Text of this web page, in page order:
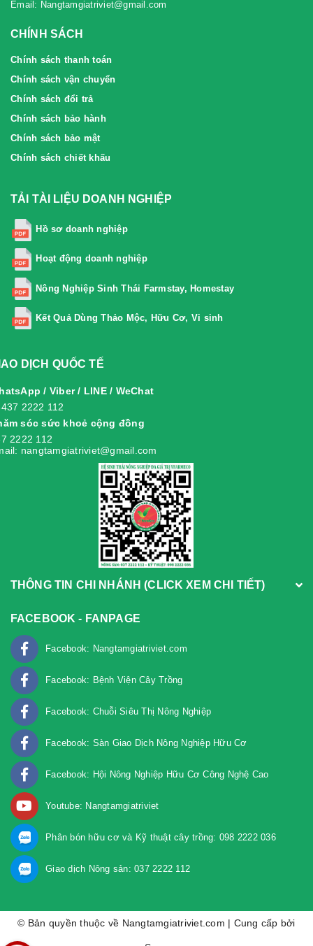
Email: Nangtamgiatriviet@gmail.com
CHÍNH SÁCH
Chính sách thanh toán
Chính sách vận chuyển
Chính sách đổi trả
Chính sách bảo hành
Chính sách bảo mật
Chính sách chiết khấu
TẢI TÀI LIỆU DOANH NGHIỆP
Hồ sơ doanh nghiệp
Hoạt động doanh nghiệp
Nông Nghiệp Sinh Thái Farmstay, Homestay
Kết Quả Dùng Thảo Mộc, Hữu Cơ, Vi sinh
DỊCH QUỐC TẾ
/ Viber / LINE / WeChat
2222 112
sóc sức khoẻ cộng đồng
2222 112
nangtamgiatriviet@gmail.com
THÔNG TIN CHI NHÁNH (CLICK XEM CHI TIẾT)
FACEBOOK - FANPAGE
Facebook: Nangtamgiatriviet.com
Facebook: Bệnh Viện Cây Trồng
Facebook: Chuỗi Siêu Thị Nông Nghiệp
Facebook: Sàn Giao Dịch Nông Nghiệp Hữu Cơ
Facebook: Hội Nông Nghiệp Hữu Cơ Công Nghệ Cao
Youtube: Nangtamgiatriviet
Phân bón hữu cơ và Kỹ thuật cây trồng: 098 2222 036
Giao dịch Nông sản: 037 2222 112
© Bản quyền thuộc về Nangtamgiatriviet.com | Cung cấp bởi